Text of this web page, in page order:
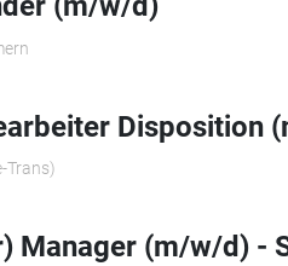
Disposition
Trans)
Manager (m/w/d) -